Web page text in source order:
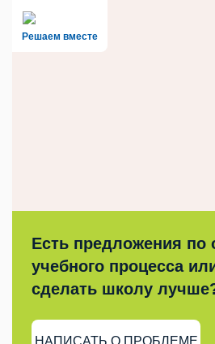
Решаем вместе
Есть предложения по
учебного процесса
сделать школу
НАПИСАТЬ О ПРОБЛЕМЕ